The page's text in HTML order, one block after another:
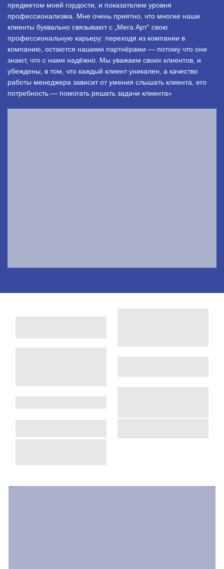
предметом моей гордости, и показателем уровня
профессионализма. Мне очень приятно, что многие наши
клиенты буквально связывают с „Мега Арт“ свою
профессиональную карьеру: переходя из компании в
компанию, остаются нашими партнёрами — потому что они
знают, что с нами надёжно. Мы уважаем своих клиентов, и
убеждены, в том, что каждый клиент уникален, а качество
работы менеджера зависит от умения слышать клиента, его
потребность — помогать решать задачи клиента»